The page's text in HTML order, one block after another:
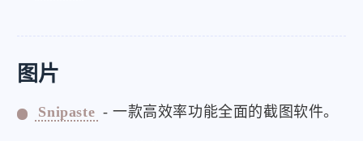
图片
Snipaste - 一款高效率功能全面的截图软件。